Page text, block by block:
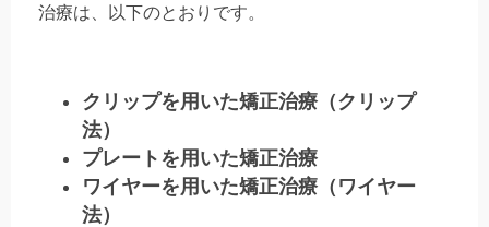
治療は、以下のとおりです。
クリップを用いた矯正治療（クリップ
法）
プレートを用いた矯正治療
ワイヤーを用いた矯正治療（ワイヤー
法）